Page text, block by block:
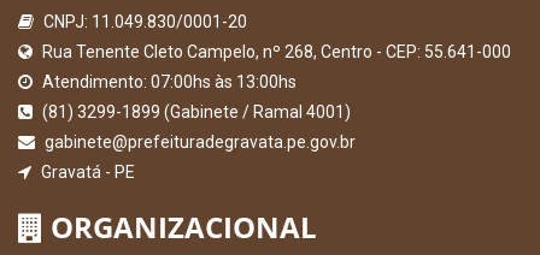
CNPJ: 11.049.830/0001-20
Rua Tenente Cleto Campelo, nº 268, Centro - CEP: 55.641-000
Atendimento: 07:00hs às 13:00hs
(81) 3299-1899 (Gabinete / Ramal 4001)
gabinete@prefeituradegravata.pe.gov.br
Gravatá - PE
ORGANIZACIONAL